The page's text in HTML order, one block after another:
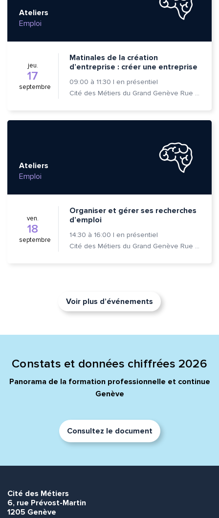
Ateliers
Emploi
jeu.
17
septembre
Matinales de la création
d’entreprise : créer une entreprise
09:00 à 11:30 | en présentiel
Cité des Métiers du Grand Genève Rue Prévost-Martin 6 1205 Genève
Ateliers
Emploi
ven.
18
septembre
Organiser et gérer ses recherches
d’emploi
14:30 à 16:00 | en présentiel
Cité des Métiers du Grand Genève Rue Prévost-Martin 6 1205 Genève
Voir plus d’événements
Constats et données chiffrées 2026
Panorama de la formation professionnelle et continue
Genève
Consultez le document
Cité des Métiers
6, rue Prévost-Martin
1205 Genève